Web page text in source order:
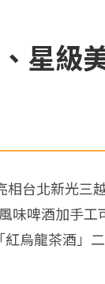
星級
台北新光三
味啤酒加手工
烏龍茶酒」